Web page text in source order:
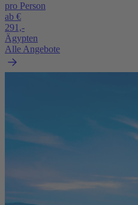
pro Person
ab €
291,-
Ägypten
Alle Angebote